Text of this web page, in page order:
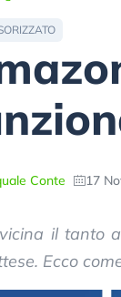
Conte 17
il tanto
Ecco